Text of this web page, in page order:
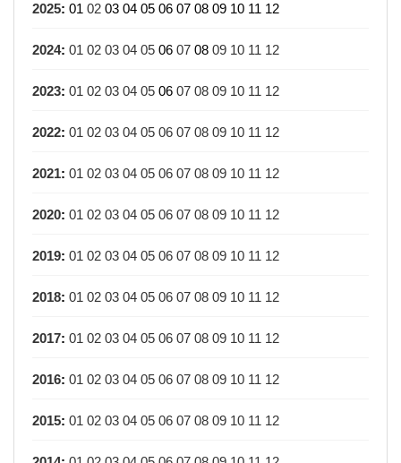
2025: 01 02 03 04 05 06 07 08 09 10 11 12
2024: 01 02 03 04 05 06 07 08 09 10 11 12
2023: 01 02 03 04 05 06 07 08 09 10 11 12
2022: 01 02 03 04 05 06 07 08 09 10 11 12
2021: 01 02 03 04 05 06 07 08 09 10 11 12
2020: 01 02 03 04 05 06 07 08 09 10 11 12
2019: 01 02 03 04 05 06 07 08 09 10 11 12
2018: 01 02 03 04 05 06 07 08 09 10 11 12
2017: 01 02 03 04 05 06 07 08 09 10 11 12
2016: 01 02 03 04 05 06 07 08 09 10 11 12
2015: 01 02 03 04 05 06 07 08 09 10 11 12